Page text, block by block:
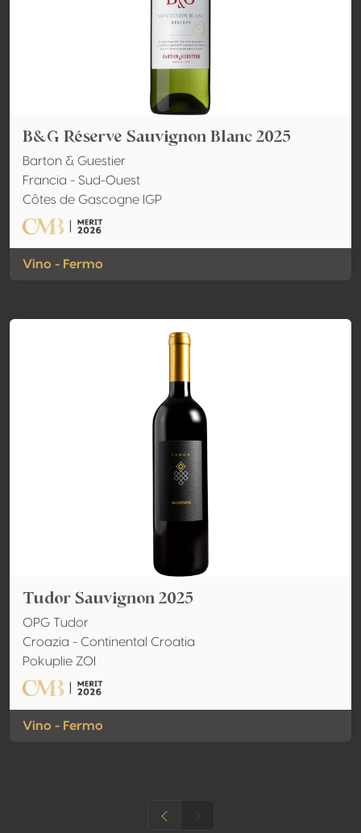
B&G Réserve Sauvignon Blanc 2025
Barton & Guestier
Francia - Sud-Ouest
Côtes de Gascogne IGP
Vino - Fermo
Tudor Sauvignon 2025
OPG Tudor
Croazia - Continental Croatia
Pokuplie ZOI
Vino - Fermo